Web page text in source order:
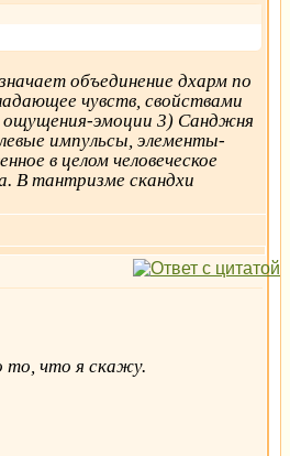
объединение дхарм по
чувств, свойствами
ощущения-эмоции 3) Санджня
импульсы, элементы-
в целом человеческое
В тантризме скандхи
то, что я скажу.